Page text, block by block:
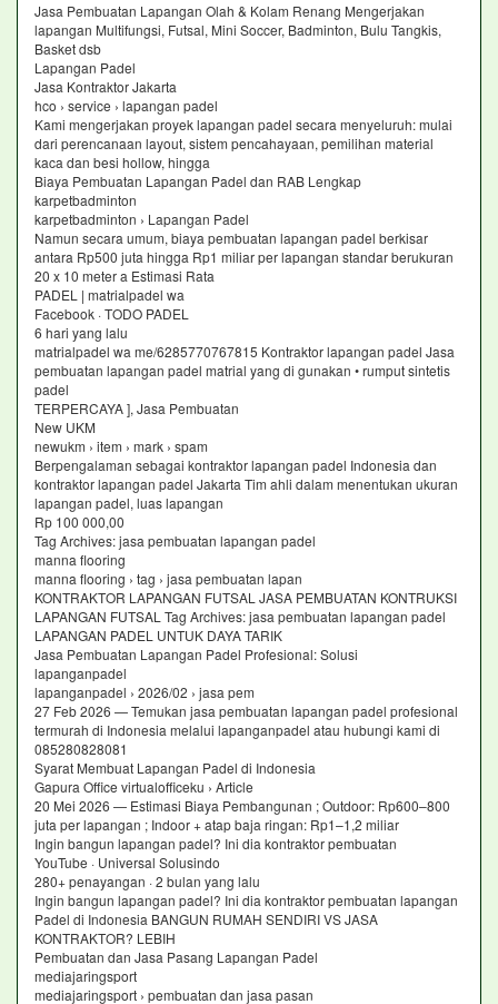
Jasa Pembuatan Lapangan Olah & Kolam Renang Mengerjakan
lapangan Multifungsi, Futsal, Mini Soccer, Badminton, Bulu Tangkis,
Basket dsb
Lapangan Padel
Jasa Kontraktor Jakarta
hco › service › lapangan padel
Kami mengerjakan proyek lapangan padel secara menyeluruh: mulai
dari perencanaan layout, sistem pencahayaan, pemilihan material
kaca dan besi hollow, hingga
Biaya Pembuatan Lapangan Padel dan RAB Lengkap
karpetbadminton
karpetbadminton › Lapangan Padel
Namun secara umum, biaya pembuatan lapangan padel berkisar
antara Rp500 juta hingga Rp1 miliar per lapangan standar berukuran
20 x 10 meter a Estimasi Rata
PADEL | matrialpadel wa
Facebook · TODO PADEL
6 hari yang lalu
matrialpadel wa me/6285770767815 Kontraktor lapangan padel Jasa
pembuatan lapangan padel matrial yang di gunakan • rumput sintetis
padel
TERPERCAYA ], Jasa Pembuatan
New UKM
newukm › item › mark › spam
Berpengalaman sebagai kontraktor lapangan padel Indonesia dan
kontraktor lapangan padel Jakarta Tim ahli dalam menentukan ukuran
lapangan padel, luas lapangan
Rp 100 000,00
Tag Archives: jasa pembuatan lapangan padel
manna flooring
manna flooring › tag › jasa pembuatan lapan
KONTRAKTOR LAPANGAN FUTSAL JASA PEMBUATAN KONTRUKSI
LAPANGAN FUTSAL Tag Archives: jasa pembuatan lapangan padel
LAPANGAN PADEL UNTUK DAYA TARIK
Jasa Pembuatan Lapangan Padel Profesional: Solusi
lapanganpadel
lapanganpadel › 2026/02 › jasa pem
27 Feb 2026 — Temukan jasa pembuatan lapangan padel profesional
termurah di Indonesia melalui lapanganpadel atau hubungi kami di
085280828081
Syarat Membuat Lapangan Padel di Indonesia
Gapura Office virtualofficeku › Article
20 Mei 2026 — Estimasi Biaya Pembangunan ; Outdoor: Rp600–800
juta per lapangan ; Indoor + atap baja ringan: Rp1–1,2 miliar
Ingin bangun lapangan padel? Ini dia kontraktor pembuatan
YouTube · Universal Solusindo
280+ penayangan · 2 bulan yang lalu
Ingin bangun lapangan padel? Ini dia kontraktor pembuatan lapangan
Padel di Indonesia BANGUN RUMAH SENDIRI VS JASA
KONTRAKTOR? LEBIH
Pembuatan dan Jasa Pasang Lapangan Padel
mediajaringsport
mediajaringsport › pembuatan dan jasa pasan